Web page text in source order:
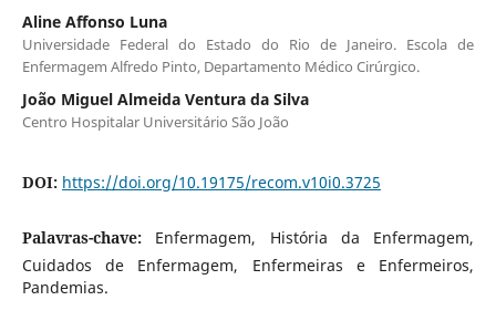
Aline Affonso Luna
Universidade Federal do Estado do Rio de Janeiro. Escola de
Enfermagem Alfredo Pinto, Departamento Médico Cirúrgico.
João Miguel Almeida Ventura da Silva
Centro Hospitalar Universitário São João
DOI: https://doi.org/10.19175/recom.v10i0.3725
Palavras-chave: Enfermagem, História da Enfermagem,
Cuidados de Enfermagem, Enfermeiras e Enfermeiros,
Pandemias.